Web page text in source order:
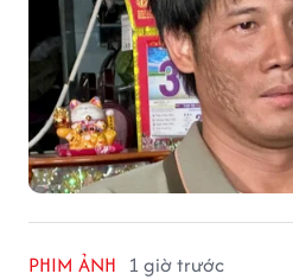
PHIM ẢNH 1 giờ trước